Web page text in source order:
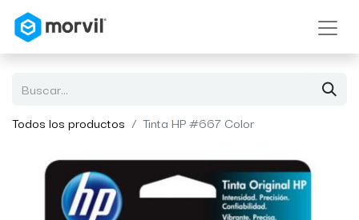
Todos los productos Tinta HP #667 Color